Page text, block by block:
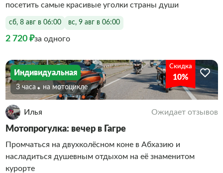
посетить самые красивые уголки страны души
сб, 8 авг в 06:00 вс, 9 авг в 06:00
2 720 ₽за одного
Скидка
10%
Индивидуальная
3 часа На мотоцикле
Илья Ожидает отзывов
Мотопрогулка: вечер в Гагре
Промчаться на двухколёсном коне в Абхазию и
насладиться душевным отдыхом на её знаменитом
курорте